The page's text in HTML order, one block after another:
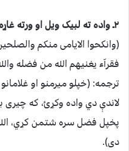
۲ـ واده ته لبیک ویل او ورته غاړه ایښودل د الهي امرمنل دي:
(وانکحوا الایامی منکم
فقرآء یغنیهم الله من فضله
ترجمه: (خپلو میرمنو او
لاندې دي واده وکړئ، که چیری
پخپل فضل سره شتمن کړي،
دی).